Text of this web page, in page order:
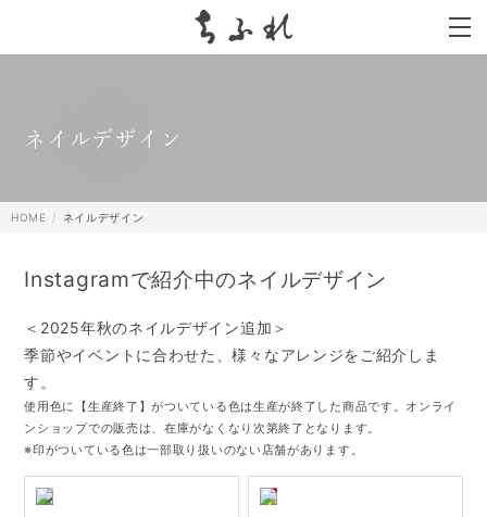
ネイルデザイン
HOME ネイルデザイン
Instagramで紹介中のネイルデザイン
＜ 2025年秋のネイルデザイン追加 ＞
季節やイベントに合わせた、様々なアレンジをご紹介しま
す。
使用色に【生産終了】がついている色は生産が終了した商品です。オンライ
ンショップでの販売は、在庫がなくなり次第終了となります。
※印がついている色は一部取り扱いのない店舗があります。